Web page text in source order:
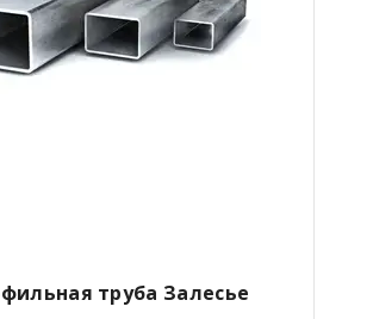
труба Залесье